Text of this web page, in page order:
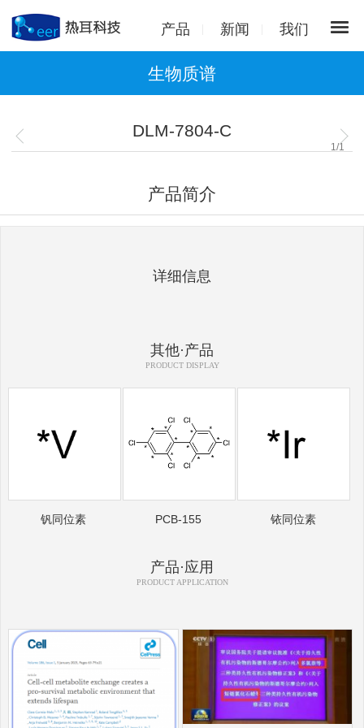
产品 新闻 我们
生物质谱
DLM-7804-C
1 /1
产品简介
详细信息
其他·产品
PRODUCT DISPLAY
钒同位素 PCB-155 铱同位素
产品·应用
PRODUCT APPLICATION